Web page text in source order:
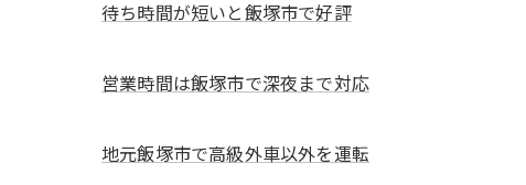
待ち時間が短いと飯塚市で好評
営業時間は飯塚市で深夜まで対応
地元飯塚市で高級外車以外を運転